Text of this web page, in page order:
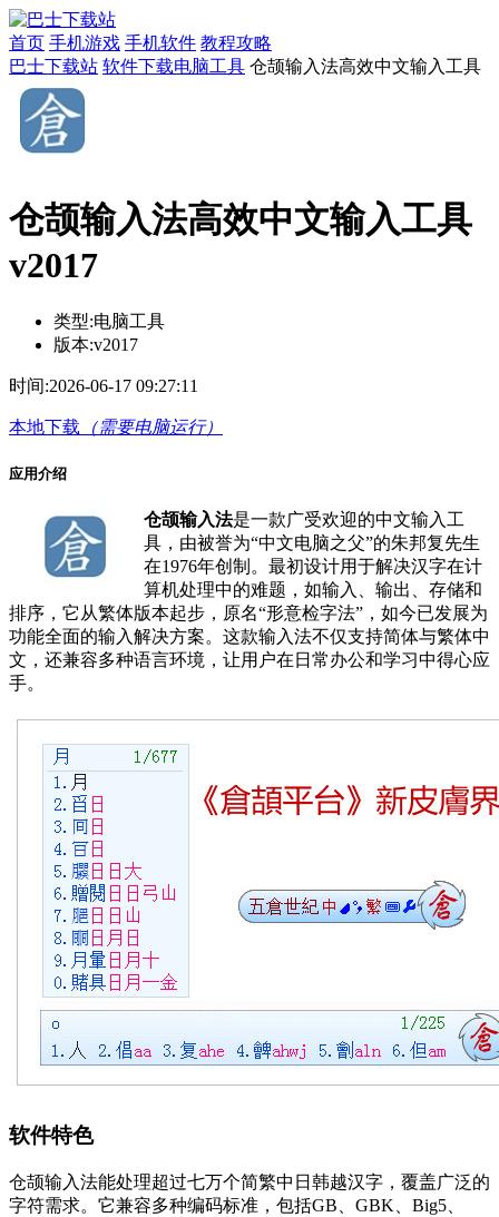
首页 手机游戏 手机软件 教程攻略
巴士下载站 软件下载​​电脑工具 仓颉输入法高效中文输入工具
仓颉输入法高效中文输入工具
v2017
类型:​​电脑工具
版本:v2017
时间:2026-06-17 09:27:11
本地下载 （需要电脑运行）
应用介绍
仓颉输入法是一款广受欢迎的中文输入工
具，由被誉为“中文电脑之父”的朱邦复先生
在1976年创制。最初设计用于解决汉字在计
算机处理中的难题，如输入、输出、存储和
排序，它从繁体版本起步，原名“形意检字法”，如今已发展为
功能全面的输入解决方案。这款输入法不仅支持简体与繁体中
文，还兼容多种语言环境，让用户在日常办公和学习中得心应
手。
软件特色
仓颉输入法能处理超过七万个简繁中日韩越汉字，覆盖广泛的
字符需求。它兼容多种编码标准，包括GB、GBK、Big5、